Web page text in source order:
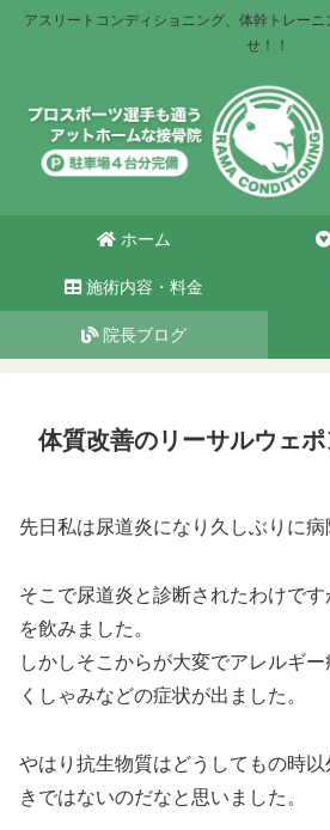
アスリートコンディショニング、体幹トレー
せ！！
ホーム
施術内容・料金
院長ブログ
体質改善のリーサルウェ
先日私は尿道炎になり久しぶりに病
そこで尿道炎と診断されたわけで
を飲みました。
しかしそこからが大変でアレルギー
くしゃみなどの症状が出ました。
やはり抗生物質はどうしてもの時
きではないのだなと思いました。